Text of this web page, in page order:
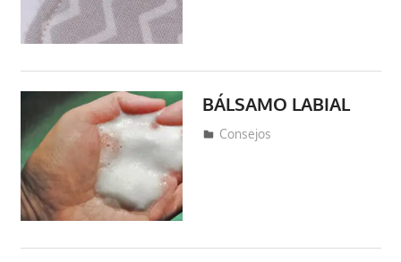
BÁLSAMO LABIAL
abril 22, 2019
fraferto2
Consejos